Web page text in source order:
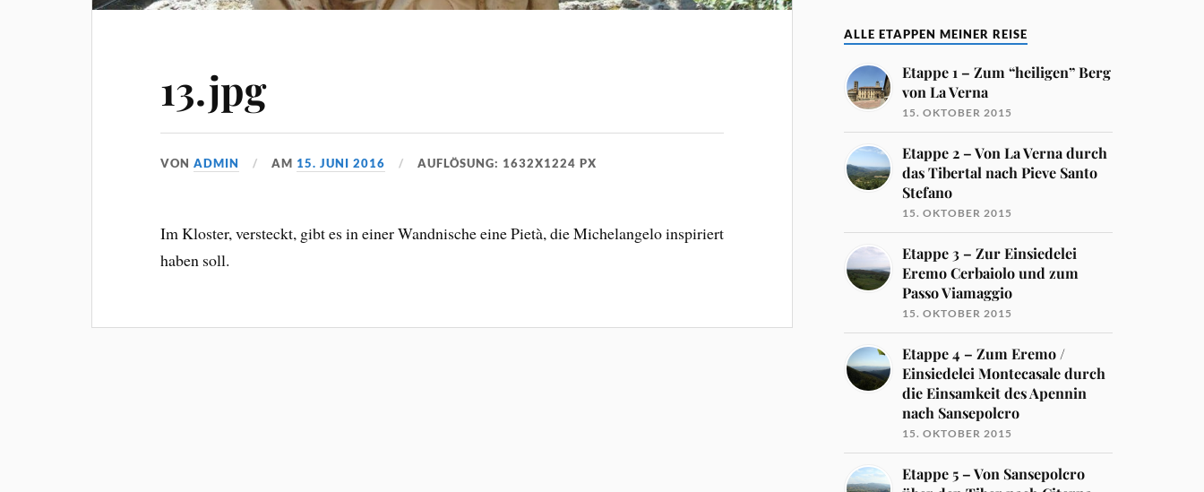
13.jpg
VONADMIN AM 15. JUNI 2016 AUFLÖSUNG: 1632X1224 PX
Im Kloster, versteckt, gibt es in einer Wandnische eine Pietà, die Michelangelo inspiriert
haben soll.
ALLE ETAPPEN MEINER REISE
Etappe 1 – Zum “heiligen” Berg
von La Verna
15. OKTOBER 2015
Etappe 2 – Von La Verna durch
das Tibertal nach Pieve Santo
Stefano
15. OKTOBER 2015
Etappe 3 – Zur Einsiedelei
Eremo Cerbaiolo und zum
Passo Viamaggio
15. OKTOBER 2015
Etappe 4 – Zum Eremo /
Einsiedelei Montecasale durch
die Einsamkeit des Apennin
nach Sansepolcro
15. OKTOBER 2015
Etappe 5 – Von Sansepolcro